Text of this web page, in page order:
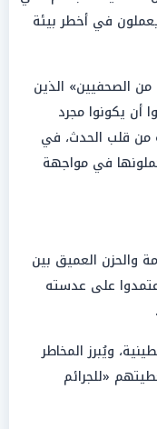
في أخطر بيئة
الصحفيين» الذين
أن يكونوا مجرد
من قلب الحدث، في
في مواجهة
والحزن العميق بين
على عدسته
ويُبرز المخاطر
«للجرائم